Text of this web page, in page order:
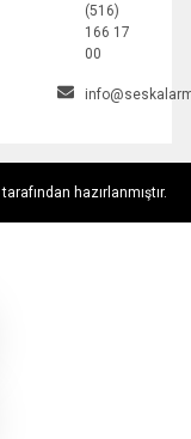
(516)
166 17
00
hazırlanmıştır.